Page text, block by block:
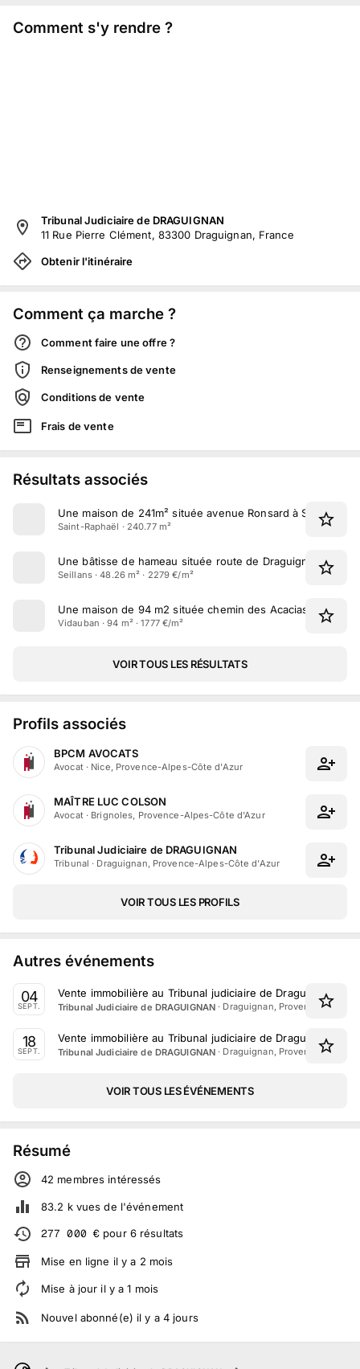
Comment s'y rendre ?
Tribunal Judiciaire de DRAGUIGNAN
11 Rue Pierre Clément, 83300 Draguignan, France
Obtenir l'itinéraire
Comment ça marche ?
Comment faire une offre ?
Renseignements de vente
Conditions de vente
Frais de vente
Résultats associés
Une maison de 241m² située avenue Ronsard à Saint-
Saint-Raphaël · 240.77 m²
Une bâtisse de hameau située route de Draguignan à
Seillans · 48.26 m² · 2279 €/m²
Une maison de 94 m2 située chemin des Acacias à
Vidauban · 94 m² · 1777 €/m²
VOIR TOUS LES RÉSULTATS
Profils associés
BPCM AVOCATS
Avocat· Nice, Provence-Alpes-Côte d'Azur
MAÎTRE LUC COLSON
Avocat· Brignoles, Provence-Alpes-Côte d'Azur
Tribunal Judiciaire de DRAGUIGNAN
Tribunal · Draguignan, Provence-Alpes-Côte d'Azur
VOIR TOUS LES PROFILS
Autres événements
04
SEPT.
Vente immobilière au Tribunal judiciaire de Draguignan le
Tribunal Judiciaire de DRAGUIGNAN · Draguignan, Provence-Alpes-
18
SEPT.
Vente immobilière au Tribunal judiciaire de Draguignan le
Tribunal Judiciaire de DRAGUIGNAN · Draguignan, Provence-Alpes-
VOIR TOUS LES ÉVÉNEMENTS
Résumé
42 membres intéressés
83.2 kvues de l'événement
277 000 € pour 6 résultats
Mise en ligne il y a 2 mois
Mise à jour il y a1 mois
Nouvel abonné(e) il y a 4 jours